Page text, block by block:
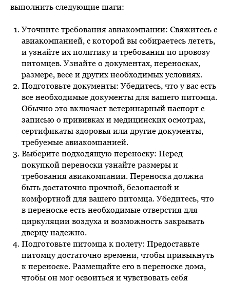
выполнить следующие шаги:
Уточните требования авиакомпании: Свяжитесь с
авиакомпанией, с которой вы собираетесь лететь,
и узнайте их политику и требования по провозу
питомцев. Узнайте о документах, переносках,
размере, весе и других необходимых условиях.
Подготовьте документы: Убедитесь, что у вас есть
все необходимые документы для вашего питомца.
Обычно это включает ветеринарный паспорт с
записью о прививках и медицинских осмотрах,
сертификаты здоровья или другие документы,
требуемые авиакомпанией.
Выберите подходящую переноску: Перед
покупкой переноски узнайте размеры и
требования авиакомпании. Переноска должна
быть достаточно прочной, безопасной и
комфортной для вашего питомца. Убедитесь, что
в переноске есть необходимые отверстия для
циркуляции воздуха и возможность закрывать
дверцу надежно.
Подготовьте питомца к полету: Предоставьте
питомцу достаточно времени, чтобы привыкнуть
к переноске. Размещайте его в переноске дома,
чтобы он мог освоиться и чувствовать себя